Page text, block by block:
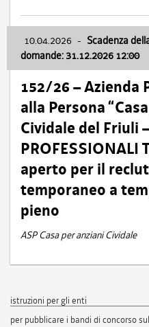
10.04.2026 - Scadenza
domande: 31.12.2026 12:00
152/26 – Azienda
alla Persona
Cividale del Friuli
PROFESSIONALI
aperto per il
temporaneo a
pieno
ASP Casa per anziani Cividale
istruzioni per gli enti
per pubblicare i bandi di concorso